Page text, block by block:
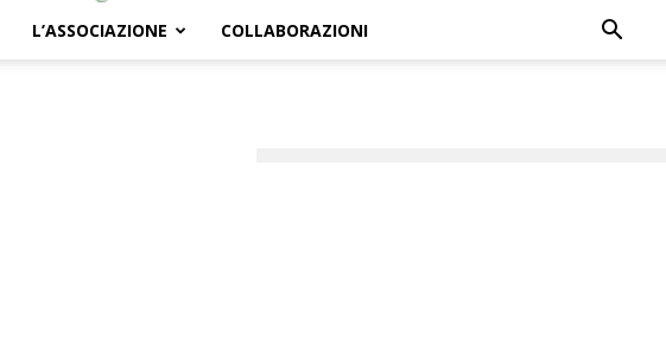
L’ASSOCIAZIONE COLLABORAZIONI